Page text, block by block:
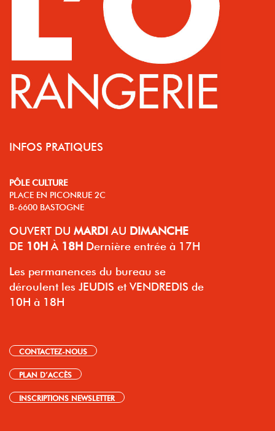
INFOS PRATIQUES
PÔLE CULTURE
PLACE EN PICONRUE 2C
B-6600 BASTOGNE
OUVERT DU MARDI AU DIMANCHE
DE 10H À 18H Dernière entrée à 17H
Les permanences du bureau se
déroulent les JEUDIS et VENDREDIS de
10H à 18H
CONTACTEZ-NOUS
PLAN D’ACCÈS
INSCRIPTIONS NEWSLETTER